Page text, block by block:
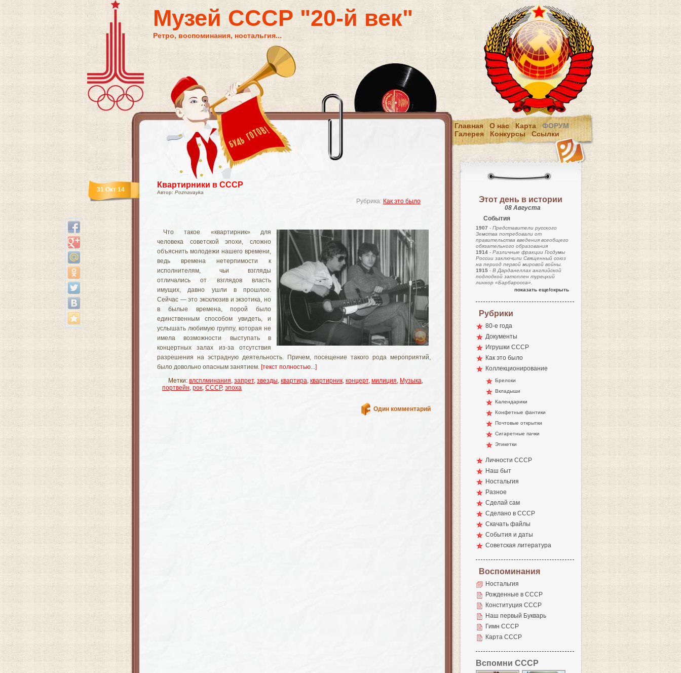
Музей СССР "20-й век"
Ретро, воспоминания, ностальгия...
Главная О нас Карта
ФОРУМ
Галерея
Конкурсы Ссылки
Квартирники в СССР
Автор: Poznavayka
Рубрика: Как это было
31 Окт 14
Что такое «квартирник» для
человека советской эпохи, сложно
объяснить молодежи нашего времени,
ведь времена нетерпимости к
исполнителям, чьи взгляды
отличались от взглядов власть
имущих, давно ушли в прошлое.
Сейчас — это эксклюзив и экзотика, но
в былые времена, порой было
единственным способом увидеть, и
услышать любимую группу, которая не
имела возможности выступать в
концертных залах из-за отсутствия
разрешения на эстрадную деятельность. Причем, посещение такого рода мероприятий,
было довольно опасным занятием. [текст полностью...]
Метки: влсплминания, запрет, звезды, квартира, квартирник, концерт, милиция, Музыка,
портвейн, рок, СССР, эпоха
Один комментарий
Этот день в истории
08 Августа
События
1907 - Представители русского
Земства потребовали от
правительства введения всеобщего
обязательного образования
1914 - Различные фракции Госдумы
России заключили Священный союз
на период первой мировой войны.
1915 - В Дарданеллах английской
подлодкой затоплен турецкий
линкор «Барбаросса».
показать еще/скрыть
Рубрики
80-е года
Документы
Игрушки СССР
Как это было
Коллекционирование
Брелоки
Вкладыши
Календарики
Конфетные фантики
Почтовые открытки
Сигаретные пачки
Этикетки
Личности СССР
Наш быт
Ностальгия
Разное
Сделай сам
Сделано в СССР
Скачать файлы
События и даты
Советская литература
Воспоминания
Ностальгия
Рожденные в СССР
Конституция СССР
Наш первый Букварь
Гимн СССР
Карта СССР
Вспомни СССР